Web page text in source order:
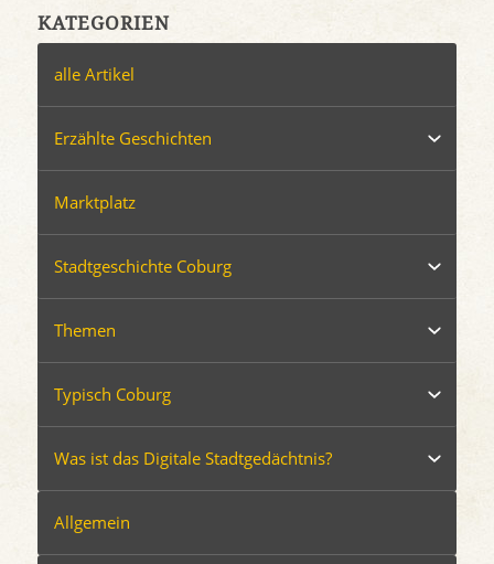
KATEGORIEN
alle Artikel
Erzählte Geschichten
Marktplatz
Stadtgeschichte Coburg
Themen
Typisch Coburg
Was ist das Digitale Stadtgedächtnis?
Allgemein